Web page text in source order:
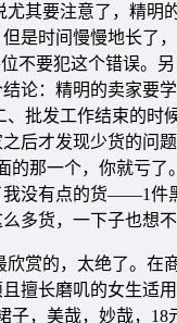
其要注意了，精
是时间慢慢地长
不要犯这个错误。
论：精明的卖家要
批发工作结束的时
后才发现少货的问
的那一个，你就亏
没有点的货――1件
多货，一下子也想
赏的，太绝了。
且擅长磨叽的女生
子，美哉，妙哉，